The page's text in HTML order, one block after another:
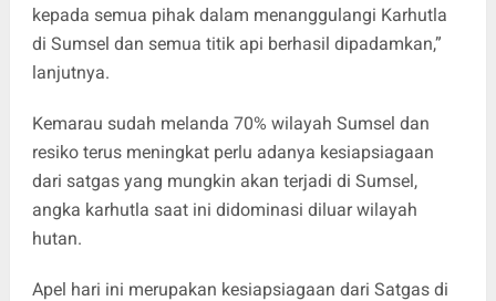
kepada semua pihak dalam menanggulangi Karhutla
di Sumsel dan semua titik api berhasil dipadamkan,”
lanjutnya.
Kemarau sudah melanda 70% wilayah Sumsel dan
resiko terus meningkat perlu adanya kesiapsiagaan
dari satgas yang mungkin akan terjadi di Sumsel,
angka karhutla saat ini didominasi diluar wilayah
hutan.
Apel hari ini merupakan kesiapsiagaan dari Satgas di